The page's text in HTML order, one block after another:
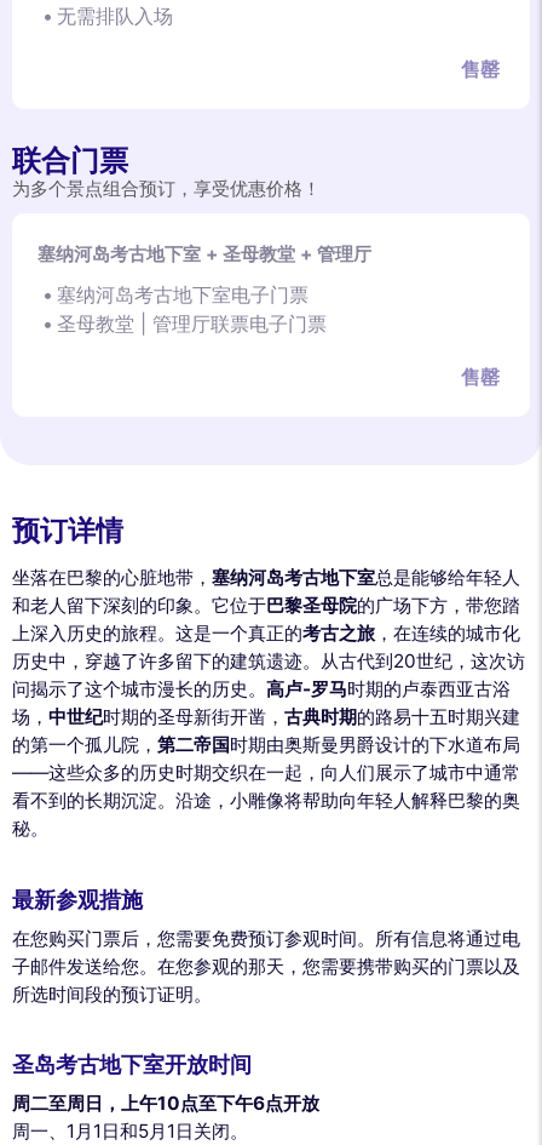
无需排队入场
售罄
联合门票
为多个景点组合预订，享受优惠价格！
塞纳河岛考古地下室 + 圣母教堂 + 管理厅
塞纳河岛考古地下室电子门票
圣母教堂 | 管理厅联票电子门票
售罄
预订详情
坐落在巴黎的心脏地带， 塞纳河岛考古地下室总是能够给年轻人
和老人留下深刻的印象。它位于巴黎圣母院的广场下方，带您踏
上深入历史的旅程。这是一个真正的考古之旅 ，在连续的城市化
历史中，穿越了许多留下的建筑遗迹。从古代到20世纪，这次访
问揭示了这个城市漫长的历史。 高卢-罗马时期的卢泰西亚古浴
场， 中世纪时期的圣母新街开凿， 古典时期的路易十五时期兴建
的第一个孤儿院， 第二帝国时期由奥斯曼男爵设计的下水道布局
——这些众多的历史时期交织在一起，向人们展示了城市中通常
看不到的长期沉淀。沿途，小雕像将帮助向年轻人解释巴黎的奥
秘。
最新参观措施
在您购买门票后，您需要免费预订参观时间。所有信息将通过电
子邮件发送给您。在您参观的那天，您需要携带购买的门票以及
所选时间段的预订证明。
圣岛考古地下室开放时间
周二至周日，上午10点至下午6点开放
周一、1月1日和5月1日关闭。